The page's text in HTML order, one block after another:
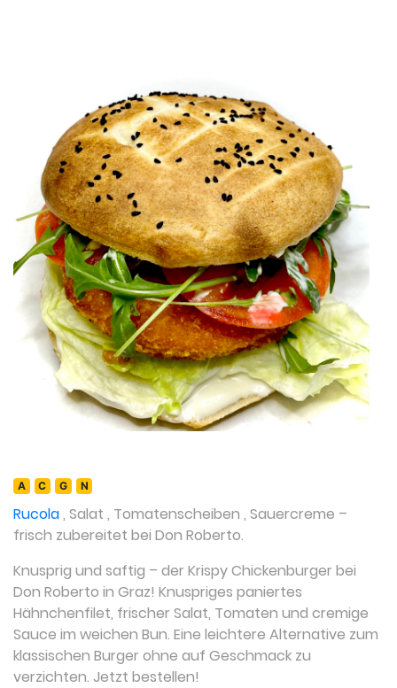
A C G N
Rucola, Salat , Tomatenscheiben , Sauercreme –
frisch zubereitet bei Don Roberto.
Knusprig und saftig – der Krispy Chickenburger bei
Don Roberto in Graz! Knuspriges paniertes
Hähnchenfilet, frischer Salat, Tomaten und cremige
Sauce im weichen Bun. Eine leichtere Alternative zum
klassischen Burger ohne auf Geschmack zu
verzichten. Jetzt bestellen!